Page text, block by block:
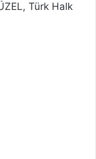
Türk Halk